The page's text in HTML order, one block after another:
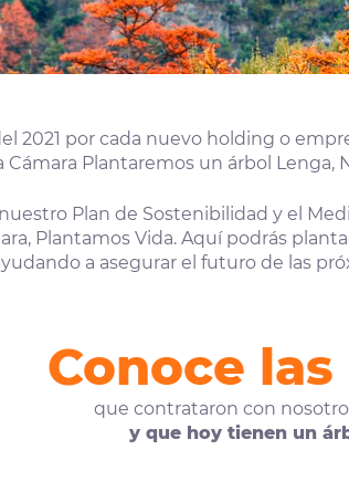
2021 por cada nuevo holding o
Cámara Plantaremos un árbol Lenga,
Plan de Sostenibilidad y el
Plantamos Vida. Aquí podrás
a asegurar el futuro de las
Conoce
que contrataron con
y que hoy tienen un